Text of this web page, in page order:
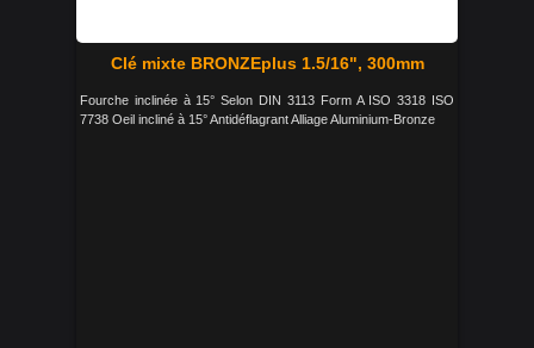
Clé mixte BRONZEplus 1.5/16", 300mm
Fourche inclinée à 15° Selon DIN 3113 Form A ISO 3318 ISO
7738 Oeil incliné à 15° Antidéflagrant Alliage Aluminium-Bronze